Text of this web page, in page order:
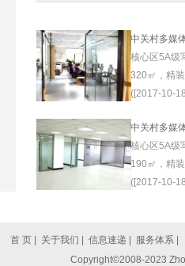
中关村多媒
核心区5A级
320㎡，精
([2017-10-
中关村多媒
核心区5A级
190㎡，精
([2017-10-
首 页 关于我们 信息速递 服务体系
Copyright©2008-2023